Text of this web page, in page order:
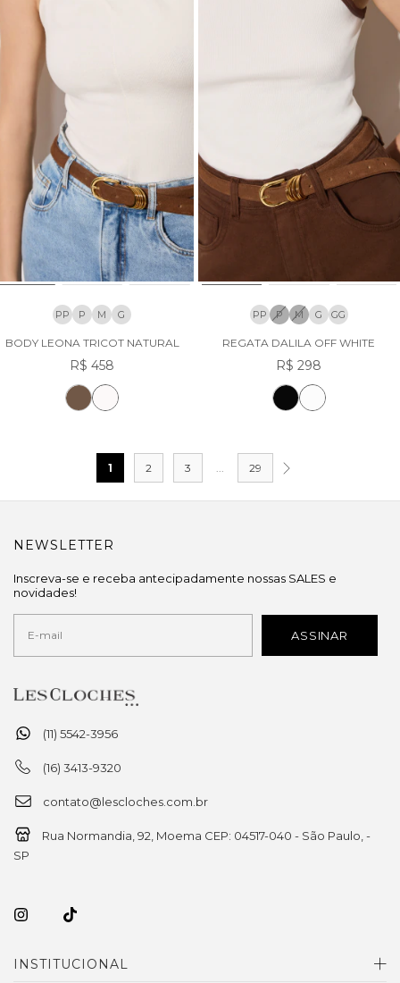
PP P M G
BODY LEONA TRICOT NATURAL
R$ 458
PP P M G GG
REGATA DALILA OFF WHITE
R$ 298
1 2 3 ... 29
(11) 5542-3956
(16) 3413-9320
contato@lescloches.com.br
Rua Normandia, 92, Moema CEP: 04517-040 - São Paulo, -
SP
INSTITUCIONAL
NEWSLETTER
Inscreva-se e receba antecipadamente nossas SALES e
novidades!